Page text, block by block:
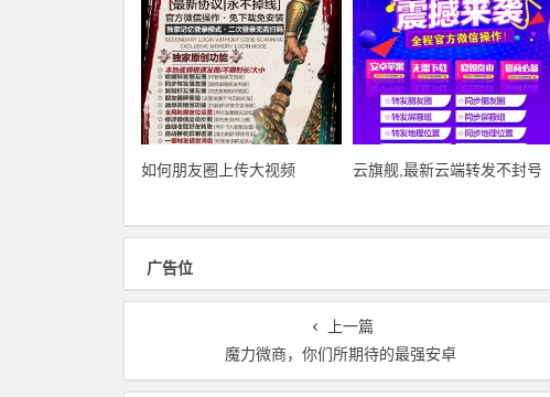
如何朋友圈上传大视频 云旗舰,最新云端转发不封号
广告位
上一篇
魔力微商，你们所期待的最强安卓